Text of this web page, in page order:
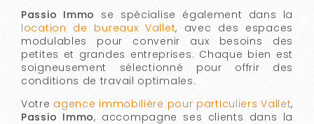
Passio Immo se spécialise également dans la
location de bureaux Vallet, avec des espaces
modulables pour convenir aux besoins des
petites et grandes entreprises. Chaque bien est
soigneusement sélectionné pour offrir des
conditions de travail optimales.
Votre agence immobilière pour particuliers Vallet,
Passio Immo, accompagne ses clients dans la